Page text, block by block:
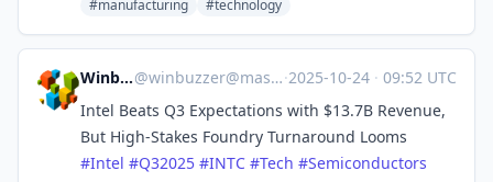
#manufacturing
#technology
Winbuzzer@winbuzzer@mastodon.social ·2025-10-24 · 09:52 UTC
Intel Beats Q3 Expectations with $13.7B Revenue,
But High-Stakes Foundry Turnaround Looms
#Intel #Q32025 #INTC #Tech #Semiconductors